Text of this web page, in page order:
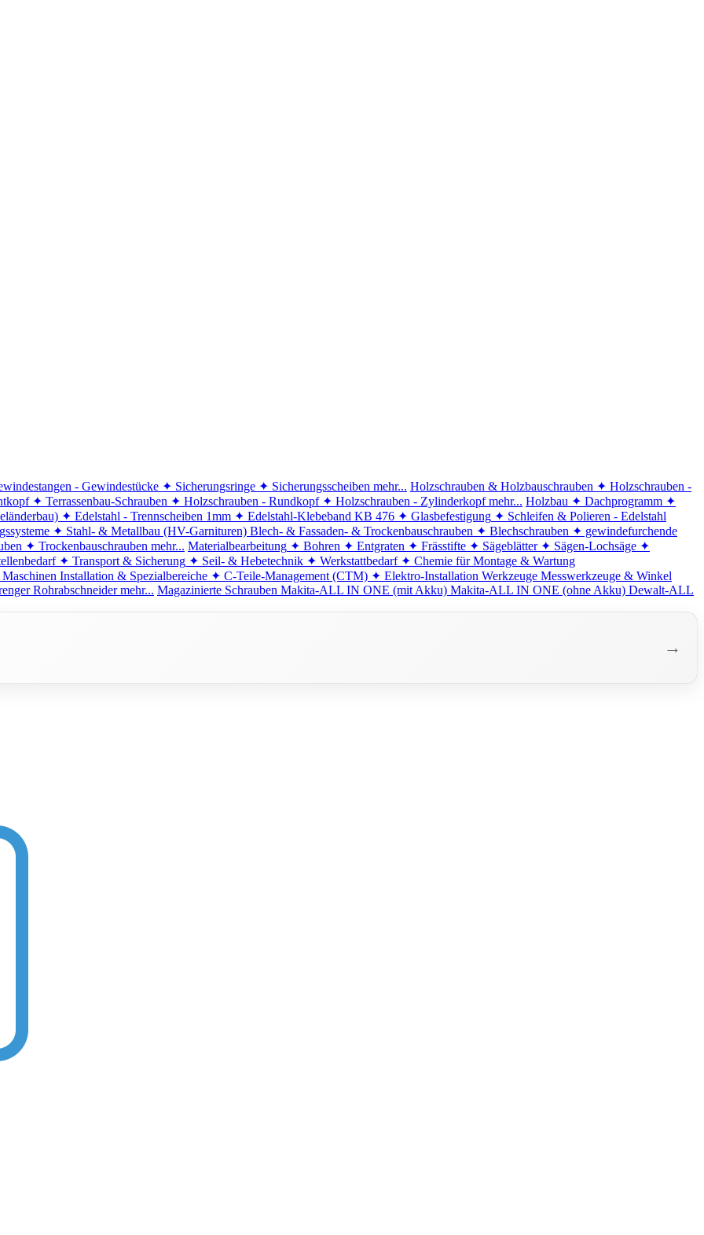
- Gewindestücke ✦ Sicherungsringe ✦ Sicherungsscheiben mehr... Holzschrauben & Holzbauschrauben ✦ Holzschrauben -
✦ Terrassenbau-Schrauben ✦ Holzschrauben - Rundkopf ✦ Holzschrauben - Zylinderkopf mehr... Holzbau ✦ Dachprogramm ✦
✦ Edelstahl - Trennscheiben 1mm ✦ Edelstahl-Klebeband KB 476 ✦ Glasbefestigung ✦ Schleifen & Polieren - Edelstahl
✦ Stahl- & Metallbau (HV-Garnituren) Blech- & Fassaden- & Trockenbauschrauben ✦ Blechschrauben ✦ gewindefurchende
✦ Trockenbauschrauben mehr... Materialbearbeitung ✦ Bohren ✦ Entgraten ✦ Frässtifte ✦ Sägeblätter ✦ Sägen-Lochsäge ✦
✦ Transport & Sicherung ✦ Seil- & Hebetechnik ✦ Werkstattbedarf ✦ Chemie für Montage & Wartung
Installation & Spezialbereiche ✦ C-Teile-Management (CTM) ✦ Elektro-Installation Werkzeuge Messwerkzeuge & Winkel
Rohrabschneider mehr... Magazinierte Schrauben Makita-ALL IN ONE (mit Akku) Makita-ALL IN ONE (ohne Akku) Dewalt-ALL
→